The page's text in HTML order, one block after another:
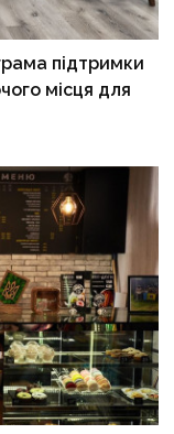
підтримки
місця для